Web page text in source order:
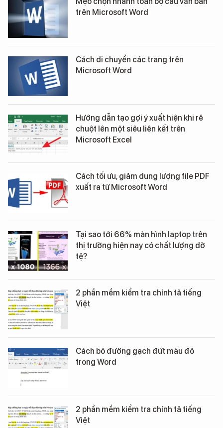
trên Microsoft Word
Cách di chuyển các trang trên
Microsoft Word
Hướng dẫn tạo gợi ý xuất hiện khi rê
chuột lên một siêu liên kết trên
Microsoft Excel
Cách tối ưu, giảm dung lượng file PDF
xuất ra từ Microsoft Word
Tại sao tới 66% màn hình laptop trên
thị trường hiện nay có chất lượng dở
tệ?
2 phần mềm kiểm tra chính tả tiếng
Việt
Cách bỏ đường gạch đứt màu đỏ
trong Word
2 phần mềm kiểm tra chính tả tiếng
Việt